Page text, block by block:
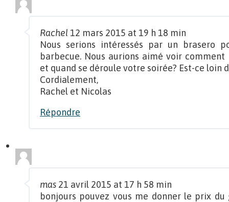
Rachel 12 mars 2015 at 19 h 18 min
Nous serions intéressés par un brasero
barbecue. Nous aurions aimé voir comment
et quand se déroule votre soirée? Est-ce loin
Cordialement,
Rachel et Nicolas
Répondre
mas 21 avril 2015 at 17 h 58 min
bonjours pouvez vous me donner le prix